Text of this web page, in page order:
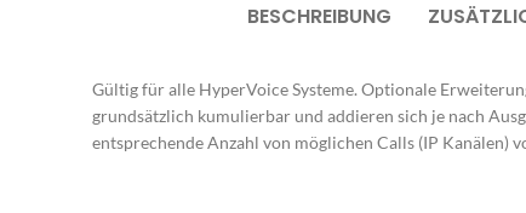
BESCHREIBUNG
Gültig für alle HyperVoice Systeme. Optionale
grundsätzlich kumulierbar und addieren sich je nach
entsprechende Anzahl von möglichen Calls (IP Kanälen)